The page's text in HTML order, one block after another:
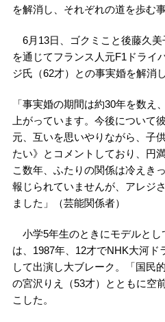
を解消し、それぞれの道を歩む
6月13日、ゴクミこと後藤久美
を通じてフランス人元F1ドライ
ジ氏（62才）との事実婚を解消
「事実婚の期間は約30年を数え
上がっています。今後について
元、互いを思いやりながら、子
たい》とコメントしており、円
こ数年、ふたりの関係は冷えき
報じられていませんが、アレジ
ました」（芸能関係者）
小学5年生のときにモデルとし
は、1987年、12才でNHK大河ド
して出演し大ブレーク。「国民
の宮沢りえ（53才）とともに空
こした。